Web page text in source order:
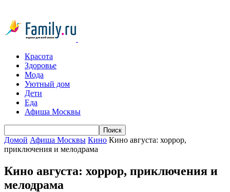
Красота
Здоровье
Мода
Уютный дом
Дети
Еда
Афиша Москвы
Домой Афиша Москвы Кино Кино августа: хоррор,
приключения и мелодрама
Кино августа: хоррор, приключения и
мелодрама